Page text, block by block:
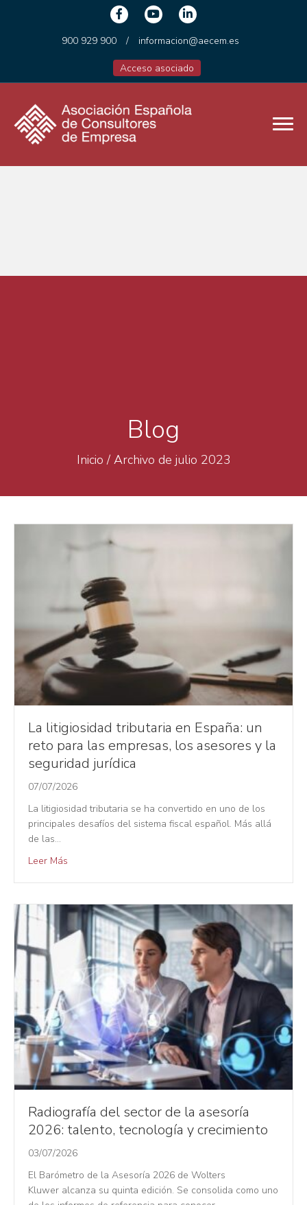
900 929 900 / informacion@aecem.es
Acceso asociado
Blog
Inicio / Archivo de julio 2023
La litigiosidad tributaria en España: un
reto para las empresas, los asesores y la
seguridad jurídica
07/07/2026
La litigiosidad tributaria se ha convertido en uno de los
principales desafíos del sistema fiscal español. Más allá
de las…
Leer Más
Radiografía del sector de la asesoría
2026: talento, tecnología y crecimiento
03/07/2026
El Barómetro de la Asesoría 2026 de Wolters
Kluwer alcanza su quinta edición. Se consolida como uno